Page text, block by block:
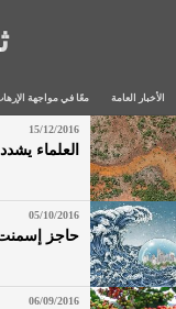
الأخبار العامة معًا في مواجهة
15/12/2016
العلماء
05/10/2016
حاجز إسمنت
06/09/2016